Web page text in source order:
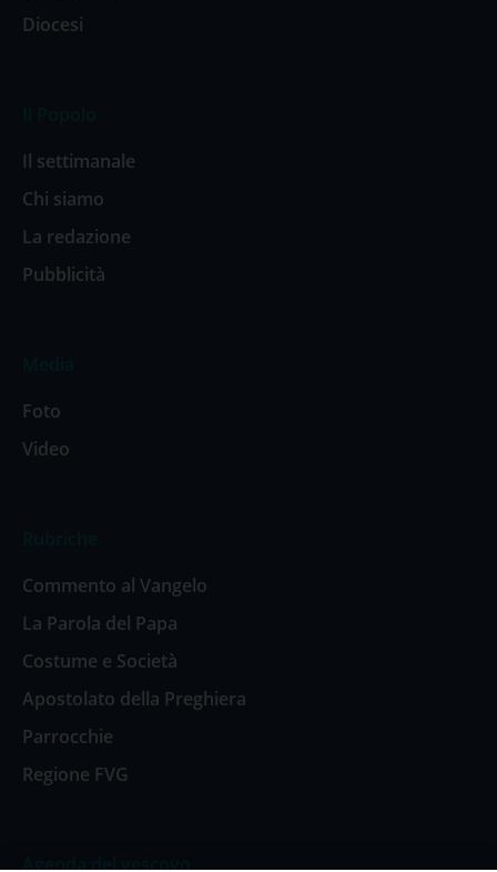
Diocesi
Il settimanale
Chi siamo
La redazione
Pubblicità
Foto
Video
Commento al Vangelo
La Parola del Papa
Costume e Società
Apostolato della Preghiera
Parrocchie
Regione FVG
Agenda del vescovo